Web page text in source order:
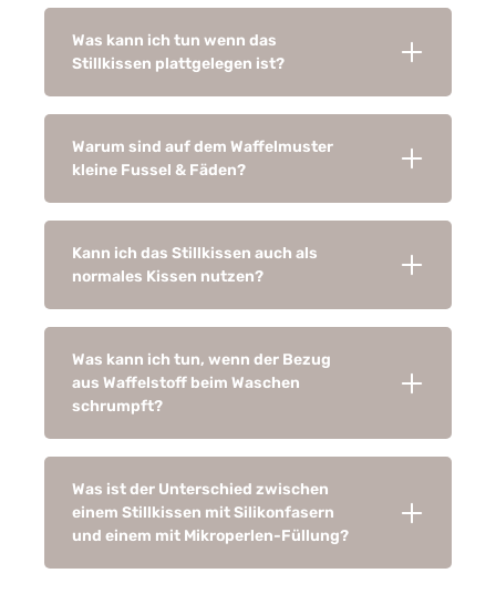
Was kann ich tun wenn das
Stillkissen plattgelegen ist?
Warum sind auf dem Waffelmuster
kleine Fussel & Fäden?
Kann ich das Stillkissen auch als
normales Kissen nutzen?
Was kann ich tun, wenn der Bezug
aus Waffelstoff beim Waschen
schrumpft?
Was ist der Unterschied zwischen
einem Stillkissen mit Silikonfasern
und einem mit Mikroperlen-Füllung?